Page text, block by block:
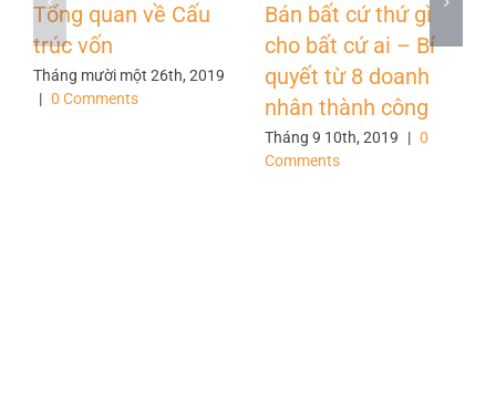
Tổng quan về Cấu
trúc vốn
Tháng mười một 26th, 2019
| 0 Comments
Bán bất cứ thứ gì
cho bất cứ ai – Bí
quyết từ 8 doanh
nhân thành công
Tháng 9 10th, 2019 | 0
Comments